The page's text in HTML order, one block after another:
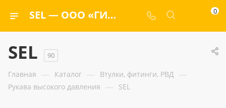
SEL — ООО «ГИДРАМАКС» 0
SEL 90
Главная — Каталог — Втулки, фитинги, РВД —
Рукава высокого давления — SEL